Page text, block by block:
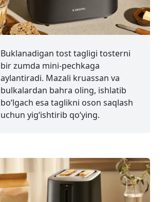
Buklanadigan tost tagligi tosterni
bir zumda mini-pechkaga
aylantiradi. Mazali kruassan va
bulkalardan bahra oling, ishlatib
bo‘lgach esa taglikni oson saqlash
uchun yig‘ishtirib qo‘ying.